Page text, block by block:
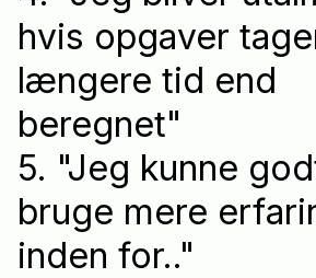
hvis opgaver
længere tid end
beregnet"
5. "Jeg kunne
bruge mere
inden for.."